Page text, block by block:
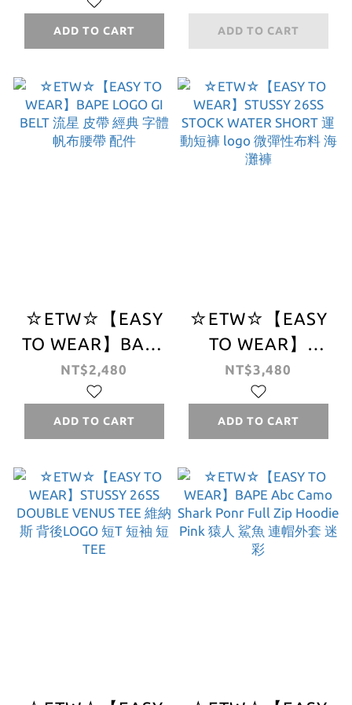
PLUSH DOLL
KEYCHAIN PINK
吊飾 娃娃 鑰匙圈
配件 粉色 小猴子
ADD TO CART
CAP 猿人頭 老帽
經典 刺繡 棒球帽
ADD TO CART
☆ETW☆【EASY
TO WEAR】BAPE
LOGO GI BELT 流
星 皮帶 經典 字體
帆布腰帶 配件
NT$2,480
ADD TO CART
☆ETW☆【EASY
TO WEAR】
STUSSY 26SS
STOCK WATER
SHORT 運動短褲
logo 微彈性布料
海灘褲
NT$3,480
ADD TO CART